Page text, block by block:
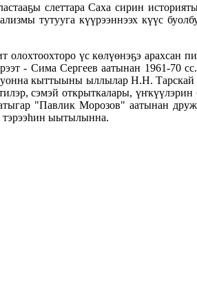
слеттара Саха сирин
тутууга күүрээннээх күүс
үс көлүөнэҕэ арахсан
- Сима Сергеев аатынан 1961-70
уонна кыттыыны ыллылар Н.Н.
сэмэй открыткалары,
"Павлик Морозов" аатынан
тэрээһин ыытылынна.